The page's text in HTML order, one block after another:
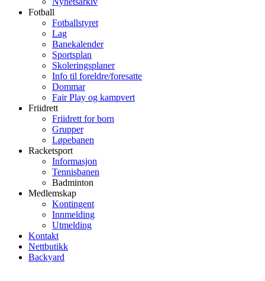
Fotball
Fotballstyret
Lag
Banekalender
Sportsplan
Skoleringsplaner
Info til foreldre/foresatte
Dommar
Fair Play og kampvert
Friidrett
Friidrett for born
Grupper
Løpebanen
Racketsport
Informasjon
Tennisbanen
Badminton
Medlemskap
Kontingent
Innmelding
Utmelding
Kontakt
Nettbutikk
Backyard